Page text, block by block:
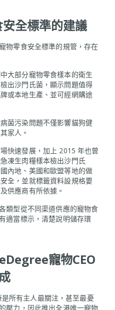
全標準的建議
物零食安全標準的規管，存在
大部分寵物零食樣本的衛生
出沙門氏菌，顯示問題值得
或本地生產、並可經網購途
菌污染問題不僅影響貓狗健
家人。
快速發展，加上 2015 年也曾
凍生肉糧樣本檢出沙門氏
內地、美國和歐盟等地的做
全，並就標籤資料設規格要
供應商有所依據。
類型從不同渠道供應的寵物食
適當標示，清楚說明儲存環
寵物CEO
所有主人最關注，甚至最憂
壓力，因此推出全港唯一寵物